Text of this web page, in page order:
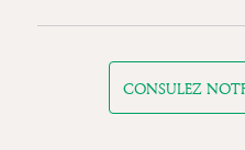
CONSULEZ